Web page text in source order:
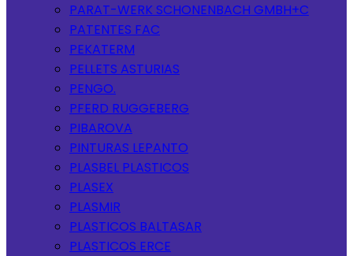
PARAT-WERK SCHONENBACH GMBH+C
PATENTES FAC
PEKATERM
PELLETS ASTURIAS
PENGO.
PFERD RUGGEBERG
PIBAROVA
PINTURAS LEPANTO
PLASBEL PLASTICOS
PLASEX
PLASMIR
PLASTICOS BALTASAR
PLASTICOS ERCE